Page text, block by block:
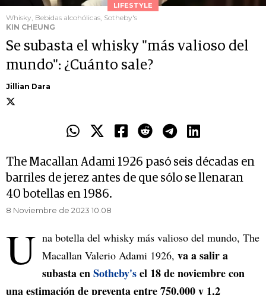
LIFESTYLE
Whisky, Bebidas alcohólicas, Sotheby's
KIN CHEUNG
Se subasta el whisky "más valioso del
mundo": ¿Cuánto sale?
Jillian Dara
The Macallan Adami 1926 pasó seis décadas en
barriles de jerez antes de que sólo se llenaran
40 botellas en 1986.
8 Noviembre de 2023 10.08
U na botella del whisky más valioso del mundo, The
Macallan Valerio Adami 1926, va a salir a
subasta enSotheby'sel 18 de noviembre con
una estimación de preventa entre 750.000 y 1,2